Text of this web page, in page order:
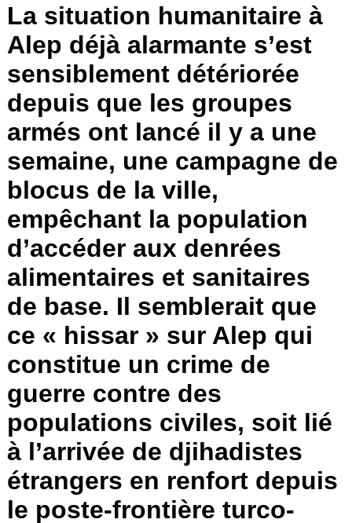
La situation humanitaire à
Alep déjà alarmante s’est
sensiblement détériorée
depuis que les groupes
armés ont lancé il y a une
semaine, une campagne de
blocus de la ville,
empêchant la population
d’accéder aux denrées
alimentaires et sanitaires
de base. Il semblerait que
ce « hissar » sur Alep qui
constitue un crime de
guerre contre des
populations civiles, soit lié
à l’arrivée de djihadistes
étrangers en renfort depuis
le poste-frontière turco-